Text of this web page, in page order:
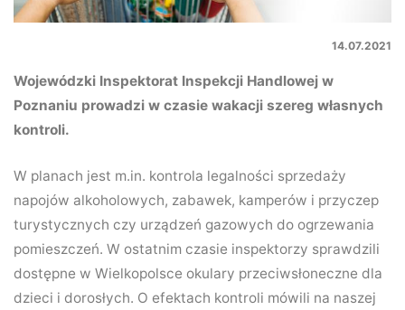
14.07.2021
Wojewódzki Inspektorat Inspekcji Handlowej w
Poznaniu prowadzi w czasie wakacji szereg własnych
kontroli.
W planach jest m.in. kontrola legalności sprzedaży
napojów alkoholowych, zabawek, kamperów i przyczep
turystycznych czy urządzeń gazowych do ogrzewania
pomieszczeń. W ostatnim czasie inspektorzy sprawdzili
dostępne w Wielkopolsce okulary przeciwsłoneczne dla
dzieci i dorosłych. O efektach kontroli mówili na naszej